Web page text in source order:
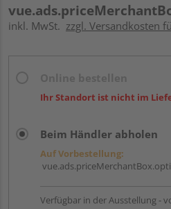
inkl. MwSt. zzgl. Versandkosten
Ihr Standort ist nicht im
Beim Händler abholen
Auf Vorbestellung:
Verfügbar in der Ausstellung -